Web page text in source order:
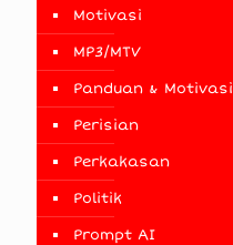
Motivasi
MP3/MTV
Panduan & Motivasi
Perisian
Perkakasan
Politik
Prompt AI